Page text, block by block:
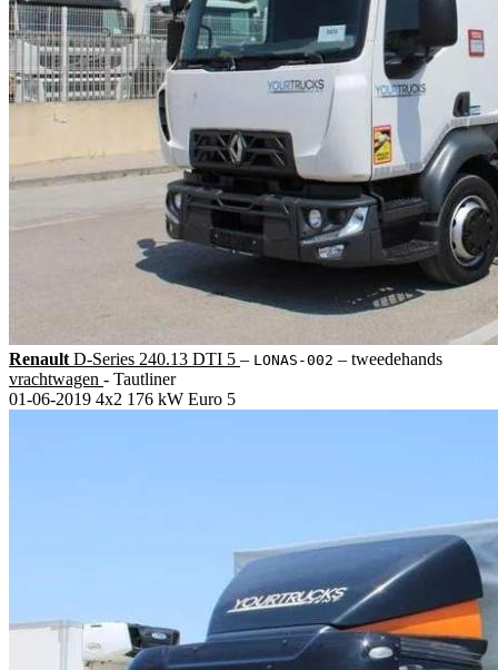
Renault D-Series 240.13 DTI 5 ‒ LONAS-002 ‒ tweedehands
vrachtwagen - Tautliner
01-06-2019 4x2 176 kW Euro 5